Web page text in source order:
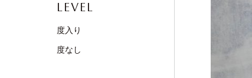
LEVEL
度入り
度なし